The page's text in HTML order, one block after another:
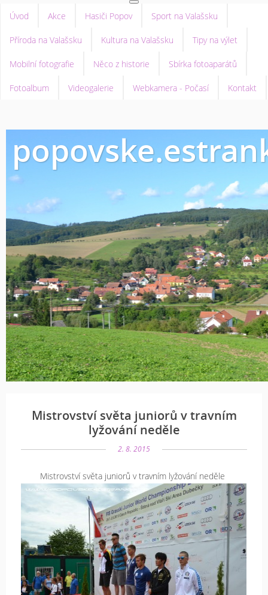
Úvod Akce Hasiči Popov Sport na Valašsku
Příroda na Valašsku Kultura na Valašsku Tipy na výlet
Mobilní fotografie Něco z historie Sbírka fotoaparátů
Fotoalbum Videogalerie Webkamera - Počasí Kontakt
Mistrovství světa juniorů v travním
lyžování neděle
2. 8. 2015
Mistrovství světa juniorů v travním lyžování neděle